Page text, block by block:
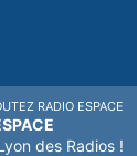
RADIO ESPACE
des Radios !